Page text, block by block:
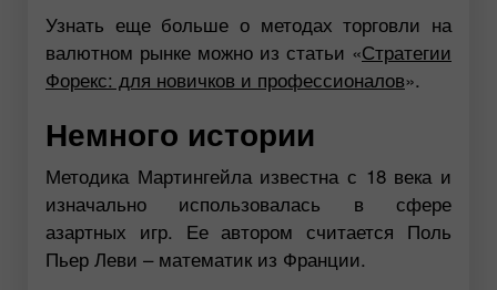
Узнать еще больше о методах торговли на
валютном рынке можно из статьи «Стратегии
Форекс: для новичков и профессионалов».
Немного истории
Методика Мартингейла известна с 18 века и
изначально использовалась в сфере
азартных игр. Ее автором считается Поль
Пьер Леви – математик из Франции.